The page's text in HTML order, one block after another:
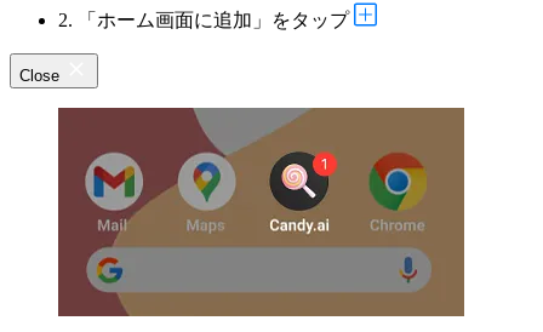
2. 「ホーム画面に追加」をタップ
Close